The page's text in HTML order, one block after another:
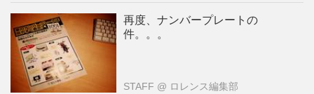
再度、ナンバープレートの
件。。。
STAFF @ ロレンス編集部